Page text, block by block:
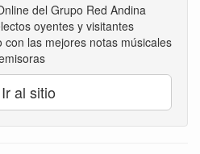
del Grupo Red Andina
oyentes y visitantes
las mejores notas músicales
Ir al sitio